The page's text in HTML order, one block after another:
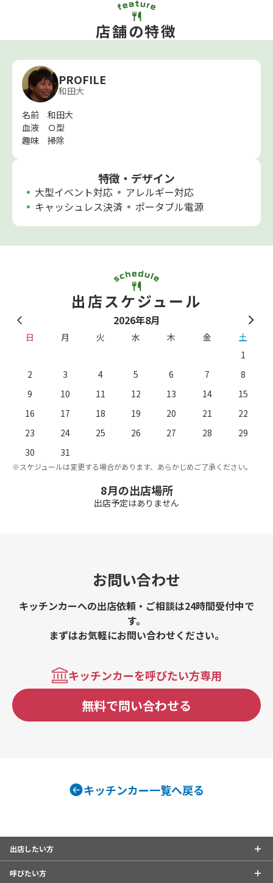
店舗の特徴
PROFILE
和田大
名前 和田大
血液 Ｏ型
趣味 掃除
特徴・デザイン
大型イベント対応
アレルギー対応
キャッシュレス決済
ポータブル電源
出店スケジュール
2026年8月
日 月 火 水 木 金
土
1
2
3 4 5 6 7
8
9
10 11 12 13 14
15
16
17 18 19 20 21
22
23
24 25 26 27 28
29
30
31
※スケジュールは変更する場合があります、あらかじめご了承ください。
8月の出店場所
出店予定はありません
お問い合わせ
キッチンカーへの出店依頼・ご相談は24時間受付中で
す。
まずはお気軽にお問い合わせください。
キッチンカーを呼びたい方専用
無料で問い合わせる
キッチンカー一覧へ戻る
出店したい方
呼びたい方